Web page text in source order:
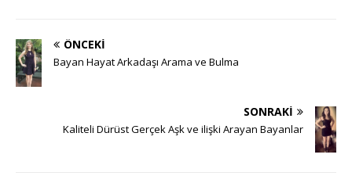
ÖNCEKI
Bayan Hayat Arkadaşı Arama ve Bulma
SONRAKI
Kaliteli Dürüst Gerçek Aşk ve ilişki Arayan Bayanlar